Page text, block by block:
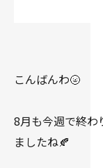
こんばんわ🌝
8月も今週で終わ
ましたね🍂